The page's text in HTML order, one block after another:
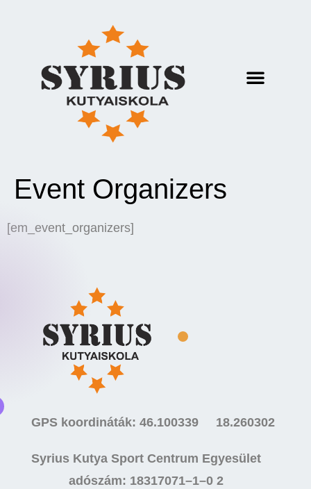
Event Organizers
[em_event_organizers]
GPS koordináták: 46.100339 18.260302
Syrius Kutya Sport Centrum Egyesület
adószám: 18317071–1–0 2